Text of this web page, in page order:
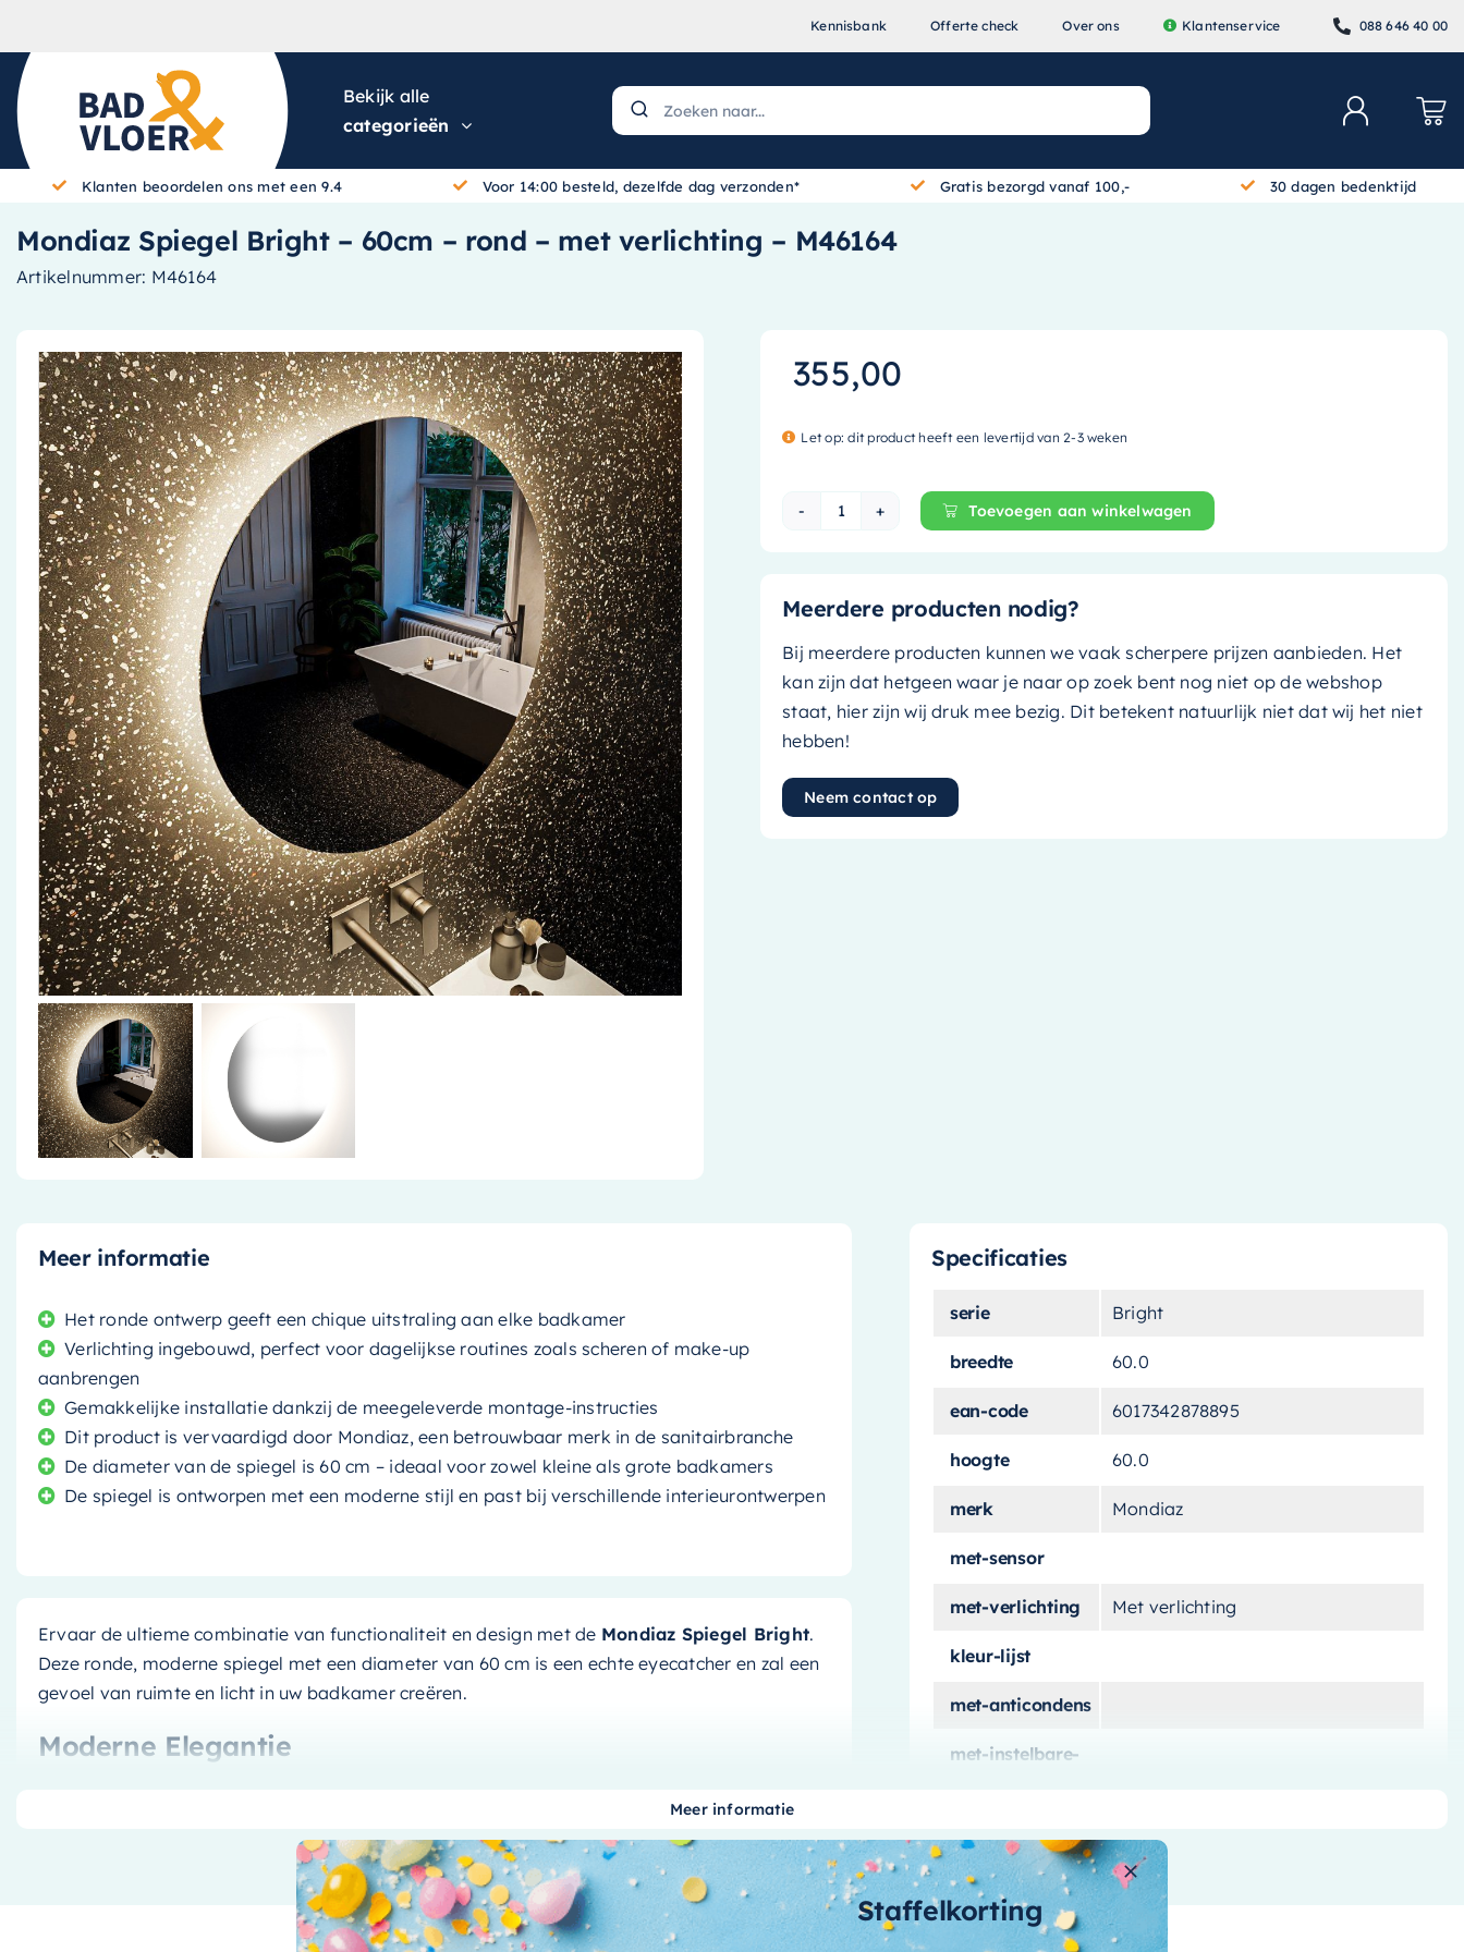
Kennisbank Offerte check Over ons Klantenservice 088 646 40 00
Bekijk alle
categorieën
Klanten beoordelen ons met een 9.4 Voor 14:00 besteld, dezelfde dag verzonden* Gratis bezorgd vanaf 100,- 30 dagen bedenktijd
Mondiaz Spiegel Bright – 60cm – rond – met verlichting – M46164
Artikelnummer: M46164
355,00
Let op: dit product heeft een levertijd van 2-3 weken
Mondiaz Spiegel Bright - 60cm - rond - met verlichting - M46164 aantal
Toevoegen aan winkelwagen
Meerdere producten nodig?
Bij meerdere producten kunnen we vaak scherpere prijzen aanbieden. Het
kan zijn dat hetgeen waar je naar op zoek bent nog niet op de webshop
staat, hier zijn wij druk mee bezig. Dit betekent natuurlijk niet dat wij het niet
hebben!
Neem contact op
Meer informatie
Het ronde ontwerp geeft een chique uitstraling aan elke badkamer
Verlichting ingebouwd, perfect voor dagelijkse routines zoals scheren of make-up
aanbrengen
Gemakkelijke installatie dankzij de meegeleverde montage-instructies
Dit product is vervaardigd door Mondiaz, een betrouwbaar merk in de sanitairbranche
De diameter van de spiegel is 60 cm – ideaal voor zowel kleine als grote badkamers
De spiegel is ontworpen met een moderne stijl en past bij verschillende interieurontwerpen
Ervaar de ultieme combinatie van functionaliteit en design met de Mondiaz Spiegel Bright.
Deze ronde, moderne spiegel met een diameter van 60 cm is een echte eyecatcher en zal een
gevoel van ruimte en licht in uw badkamer creëren.
Moderne Elegantie
straalt een moderne elegantie uit die in elk interieur past.
Het ronde ontwerp is in lijn met de nieuwste trends in interieurdesign en geeft uw badkamer
een verfijnde uitstraling. Of het nu gaat om een modern stadsappartement of een landelijke
Mondiaz Spiegel Bright voegt overal een vleugje klasse toe.
Specificaties
serie Bright
breedte 60.0
ean-code 6017342878895
hoogte 60.0
merk Mondiaz
met-sensor
met-verlichting Met verlichting
kleur-lijst
met-anticondens
met-instelbare-
type-verlichting
vorm-spiegel Rond
Meer informatie
Staffelkorting